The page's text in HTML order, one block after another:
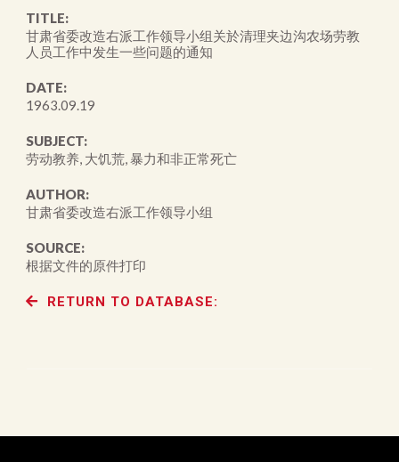
TITLE:
甘肃省委改造右派工作领导小组关於清理夹边沟农场劳教
人员工作中发生一些问题的通知
DATE:
1963.09.19
SUBJECT:
劳动教养, 大饥荒, 暴力和非正常死亡
AUTHOR:
甘肃省委改造右派工作领导小组
SOURCE:
根据文件的原件打印
RETURN TO DATABASE: